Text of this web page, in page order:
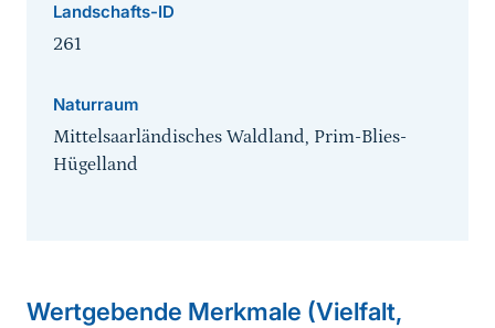
Landschafts-ID
261
Naturraum
Mittelsaarländisches Waldland, Prim-Blies-
Hügelland
Wertgebende Merkmale (Vielfalt,